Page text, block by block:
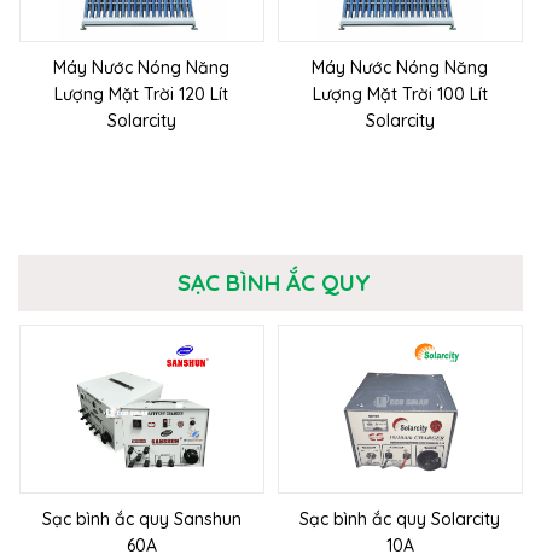
Máy Nước Nóng Năng
Lượng Mặt Trời 120 Lít
Solarcity
Máy Nước Nóng Năng
Lượng Mặt Trời 100 Lít
Solarcity
SẠC BÌNH ẮC QUY
Sạc bình ắc quy Sanshun
60A
Sạc bình ắc quy Solarcity
10A